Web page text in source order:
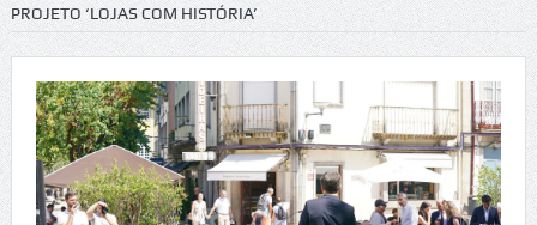
PROJETO ‘LOJAS COM HISTÓRIA’